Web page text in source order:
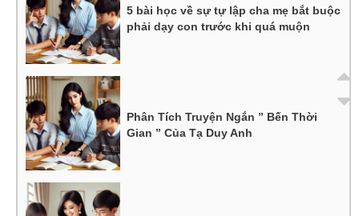
5 bài học về sự tự lập cha mẹ bắt buộc
phải dạy con trước khi quá muộn
Phân Tích Truyện Ngắn ” Bến Thời
Gian ” Của Tạ Duy Anh